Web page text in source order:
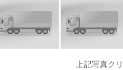
上記写真ク